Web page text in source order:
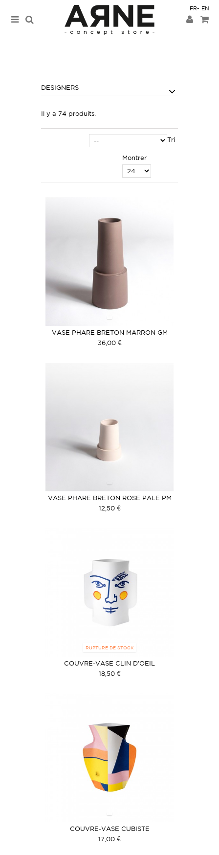
FR EN
DESIGNERS
Il y a 74 produits.
Tri
Montrer
VASE PHARE BRETON MARRON GM
36,00 €
VASE PHARE BRETON ROSE PALE PM
12,50 €
RUPTURE DE STOCK
COUVRE-VASE CLIN D'OEIL
18,50 €
COUVRE-VASE CUBISTE
17,00 €